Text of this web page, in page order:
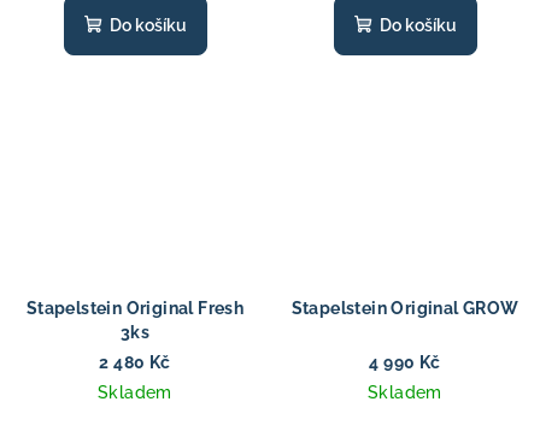
Do košíku Do košíku
Stapelstein Original Fresh
3ks
2 480 Kč
Skladem
Stapelstein Original GROW
4 990 Kč
Skladem